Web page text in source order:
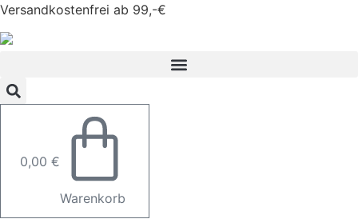
Zum
Inhalt
springen
Versandkostenfrei ab 99,-€
0,00 €
Warenkorb